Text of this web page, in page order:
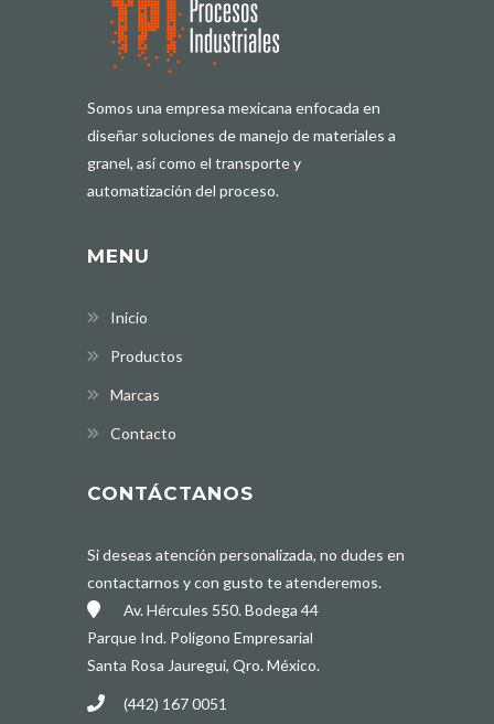
Somos una empresa mexicana enfocada en
diseñar soluciones de manejo de materiales a
granel, así como el transporte y
automatización del proceso.
MENU
Inicio
Productos
Marcas
Contacto
CONTÁCTANOS
Si deseas atención personalizada, no dudes en
contactarnos y con gusto te atenderemos.
Av. Hércules 550. Bodega 44
Parque Ind. Poligono Empresarial
Santa Rosa Jauregui, Qro. México.
(442) 167 0051